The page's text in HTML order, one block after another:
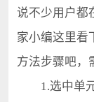
说不少用户都
家小编这里看
方法步骤吧，
1.选中单元